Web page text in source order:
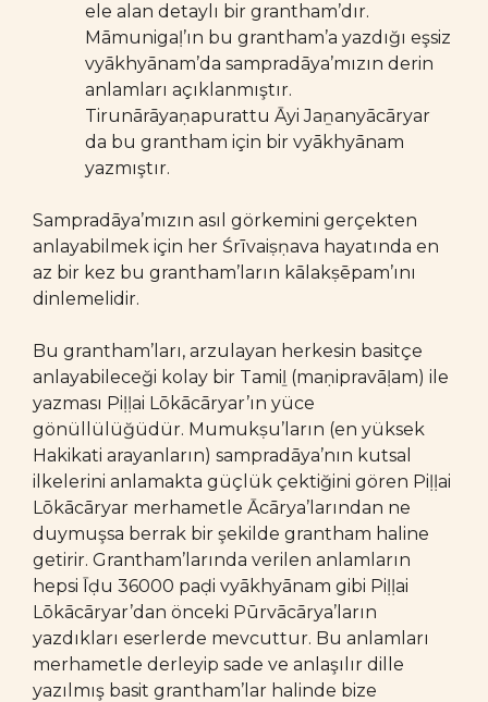
ele alan detaylı bir grantham’dır.
Māmunigaḷ’ın bu grantham’a yazdığı eşsiz
vyākhyānam’da sampradāya’mızın derin
anlamları açıklanmıştır.
Tirunārāyaṇapurattu Āyi Jaṉanyācāryar
da bu grantham için bir vyākhyānam
yazmıştır.
Sampradāya’mızın asıl görkemini gerçekten
anlayabilmek için her Śrīvaiṣṇava hayatında en
az bir kez bu grantham’ların kālakṣēpam’ını
dinlemelidir.
Bu grantham’ları, arzulayan herkesin basitçe
anlayabileceği kolay bir Tamiḻ (maṇipravāḷam) ile
yazması Piḷḷai Lōkācāryar’ın yüce
gönüllülüğüdür. Mumukṣu’ların (en yüksek
Hakikati arayanların) sampradāya’nın kutsal
ilkelerini anlamakta güçlük çektiğini gören Piḷḷai
Lōkācāryar merhametle Ācārya’larından ne
duymuşsa berrak bir şekilde grantham haline
getirir. Grantham’larında verilen anlamların
hepsi Īḍu 36000 paḍi vyākhyānam gibi Piḷḷai
Lōkācāryar’dan önceki Pūrvācārya’ların
yazdıkları eserlerde mevcuttur. Bu anlamları
merhametle derleyip sade ve anlaşılır dille
yazılmış basit grantham’lar halinde bize